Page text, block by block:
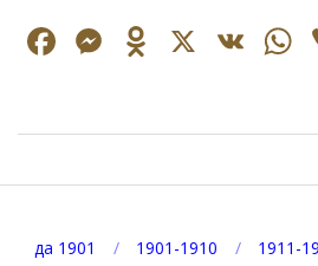
Facebook
Messenger
X VK
08-
да 1901
1901-1910 1911-